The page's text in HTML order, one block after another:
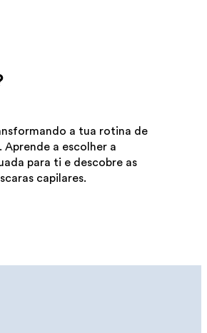
a tua rotina de
a escolher a
para ti e descobre as
capilares.